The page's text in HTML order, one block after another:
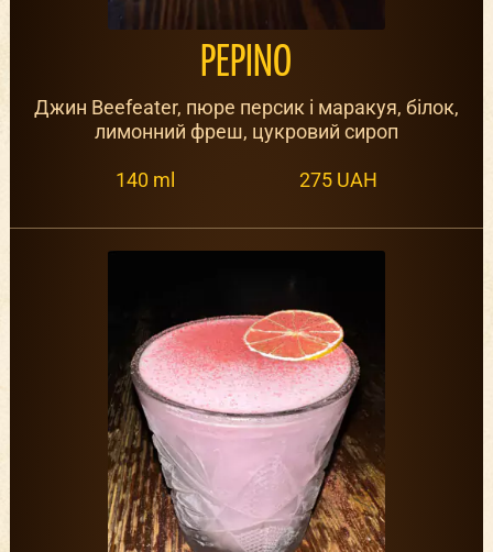
PEPINO
Джин Beefeater, пюре персик і маракуя, білок,
лимонний фреш, цукровий сироп
140 ml 275 UAH